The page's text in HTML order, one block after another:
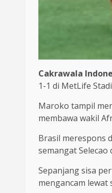
Cakrawala
1-1 di MetLife
Maroko tampil
membawa wakil
Brasil merespons
semangat
Sepanjang sisa
mengancam